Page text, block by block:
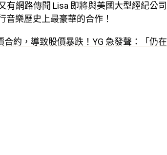
有網路傳聞 Lisa 即將與美國大型經紀公司
音樂歷史上最豪華的合作！
合約，導致股價暴跌！YG 急發聲：「仍在